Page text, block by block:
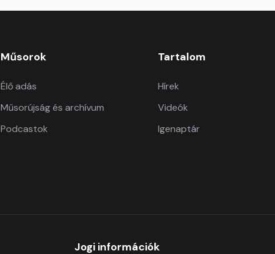
Műsorok
Élő adás
Műsorújság és archívum
Podcastok
Tartalom
Hírek
Videók
Igenaptár
Jogi információk